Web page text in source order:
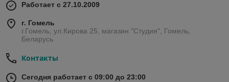
Работает с 27.10.2009
г. Гомель
г.Гомель, ул.Кирова 25, магазин "Студия", Гомель,
Беларусь
Контакты
Сегодня работает с 09:00 до 23:00